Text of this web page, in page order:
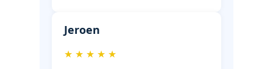
Jeroen
★ ★ ★ ★ ★